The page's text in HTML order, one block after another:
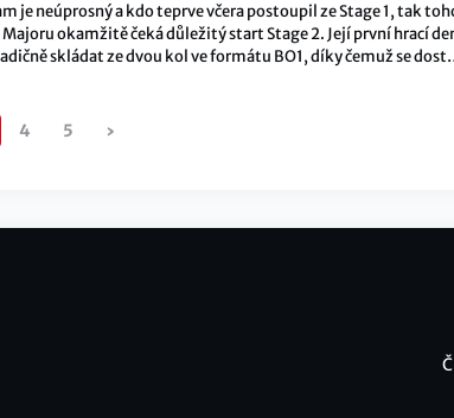
je neúprosný a kdo teprve včera postoupil ze Stage 1, tak
Majoru okamžitě čeká důležitý start Stage 2. Její první hrací
skládat ze dvou kol ve formátu BO1, díky čemuž se dost
4 5 ›